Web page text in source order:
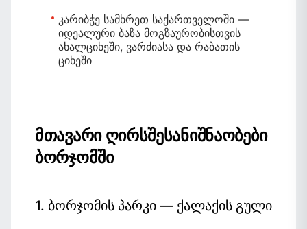
კარიბჭე სამხრეთ საქართველოში —
იდეალური ბაზა მოგზაურობისთვის
ახალციხეში, ვარძიასა და რაბათის
ციხეში
მთავარი ღირსშესანიშნაობები
ბორჯომში
1. ბორჯომის პარკი — ქალაქის გული